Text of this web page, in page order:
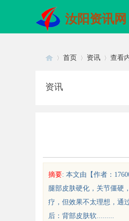
汝阳资讯网
sc
首页 资讯 查看
资讯
摘要: 本文由【作者：
腿部皮肤硬化，关节僵硬
疗，但效果不太理想，通
后：背部皮肤软.........
眼镜 上海配眼镜